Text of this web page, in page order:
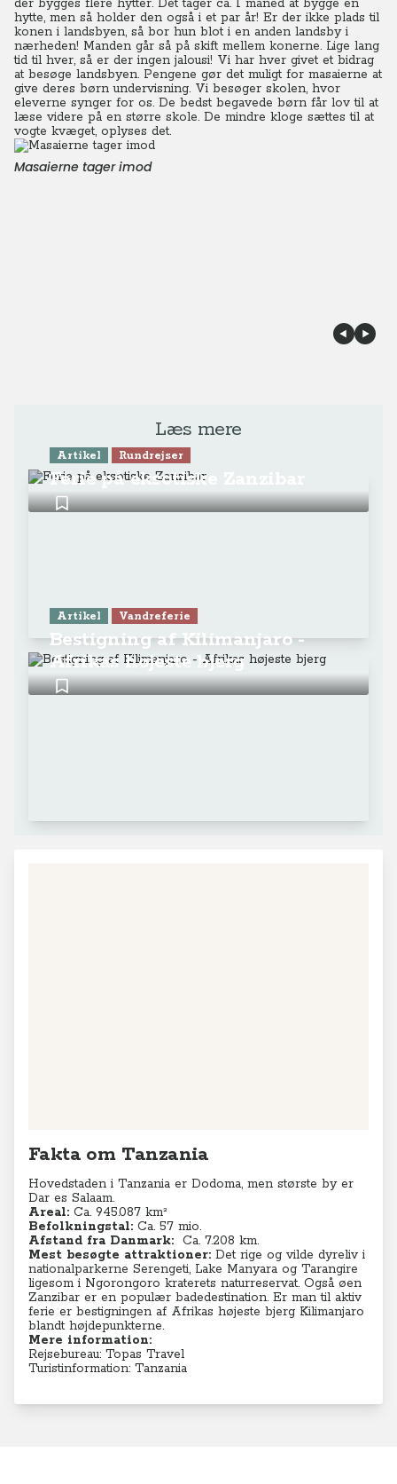
der bygges flere hytter. Det tager ca. 1 måned at bygge en
hytte, men så holder den også i et par år! Er der ikke plads til
konen i landsbyen, så bor hun blot i en anden landsby i
nærheden! Manden går så på skift mellem konerne. Lige lang
tid til hver, så er der ingen jalousi! Vi har hver givet et bidrag
at besøge landsbyen. Pengene gør det muligt for masaierne at
give deres børn undervisning. Vi besøger skolen, hvor
eleverne synger for os. De bedst begavede børn får lov til at
læse videre på en større skole. De mindre kloge sættes til at
vogte kvæget, oplyses det.
Masaierne tager imod
Læs mere
Artikel Rundrejser
Ferie på eksotiske Zanzibar
Artikel Vandreferie
Bestigning af Kilimanjaro -
Afrikas højeste bjerg
Fakta om Tanzania
Hovedstaden i Tanzania er Dodoma, men største by er
Dar es Salaam.
Areal: Ca. 945.087 km²
Befolkningstal: Ca. 57 mio.
Afstand fra Danmark: Ca. 7.208 km.
Mest besøgte attraktioner: Det rige og vilde dyreliv i
nationalparkerne Serengeti, Lake Manyara og Tarangire
ligesom i Ngorongoro kraterets naturreservat. Også øen
Zanzibar er en populær badedestination. Er man til aktiv
ferie er bestigningen af Afrikas højeste bjerg Kilimanjaro
blandt højdepunkterne.
Mere information:
Rejsebureau: Topas Travel
Turistinformation: Tanzania